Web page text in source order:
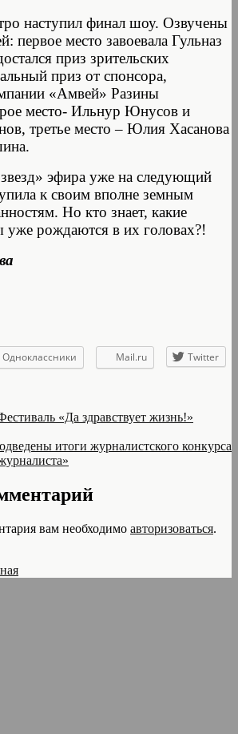
наступил финал шоу. Озвучены
первое место завоевала Гульназ
приз зрительских
приз от спонсора,
«Амвей» Разины
место- Ильнур Юнусов и
третье место – Юлия Хасанова
эфира уже на следующий
к своим вполне земным
Но кто знает, какие
уже рождаются в их головах?!
Одноклассники Mail.ru
Twitter
«Да здравствует жизнь!»
итоги журналистского конкурса
вам необходимо авторизоваться.